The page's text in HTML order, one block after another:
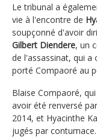
Le tribunal a
vie à l'encontre de
soupçonné d'avoir
Gilbert Diendere, un
de l'assassinat, qui a
porté Compaoré au
Blaise Compaoré,
avoir été renversé
2014, et Hyacinthe
jugés par contumace.